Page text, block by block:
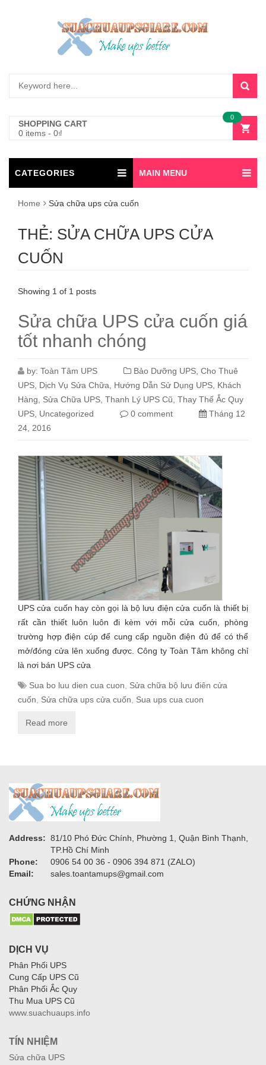
SHOPPING CART
0 items - 0₫
0
CATEGORIES MAIN MENU
Home Sửa chữa ups cửa cuốn
THẺ: SỬA CHỮA UPS CỬA
CUỐN
Showing 1 of 1 posts
Sửa chữa UPS cửa cuốn giá
tốt nhanh chóng
by: Toàn Tâm UPS Bảo Dưỡng UPS Cho Thuê
UPS Dịch Vụ Sửa Chữa Hướng Dẫn Sử Dụng UPS Khách
Hàng
Sửa Chữa UPS Thanh Lý UPS Cũ Thay Thế Ắc Quy
UPS Uncategorized 0 comment
Tháng 12
24, 2016
UPS cửa cuốn hay còn gọi là bộ lưu điện cửa cuốn là thiết bị
rất cần thiết luôn luôn đi kèm với mỗi cửa cuốn, phòng
trường hợp điện cúp để cung cấp nguồn điện đủ để có thể
mở/đóng cửa lên xuống được. Công ty Toàn Tâm không chỉ
là nơi bán UPS cửa
Sua bo luu dien cua cuon
Sửa chữa bộ lưu điên cửa
cuốn
Sửa chữa ups cửa cuốn Sua ups cua cuon
Read more
Address: 81/10 Phó Đức Chính, Phường 1, Quận Bình Thạnh,
TP.Hồ Chí Minh
Phone:
0906 54 00 36 - 0906 394 871 (ZALO)
Email:
sales.toantamups@gmail.com
CHỨNG NHẬN
DỊCH VỤ
Phân Phối UPS
Cung Cấp UPS Cũ
Phân Phối Ắc Quy
Thu Mua UPS Cũ
www.suachuaups.info
TÍN NHIỆM
Sửa chữa UPS